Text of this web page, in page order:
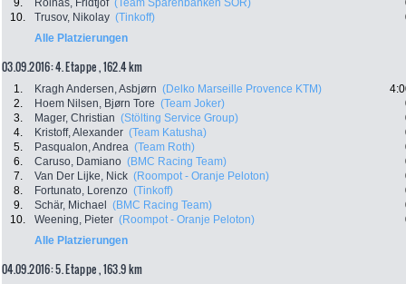
9.
Röinas, Fridtjof (Team Sparenbanken SOR)
10.
Trusov, Nikolay (Tinkoff)
Alle Platzierungen
03.09.2016: 4. Etappe , 162.4 km
1. Kragh Andersen, Asbjørn (Delko Marseille Provence KTM)
2.
Hoem Nilsen, Bjørn Tore (Team Joker)
3.
Mager, Christian (Stölting Service Group)
4.
Kristoff, Alexander (Team Katusha)
5.
Pasqualon, Andrea (Team Roth)
6.
Caruso, Damiano (BMC Racing Team)
7.
Van Der Lijke, Nick (Roompot - Oranje Peloton)
8.
Fortunato, Lorenzo (Tinkoff)
9.
Schär, Michael (BMC Racing Team)
10.
Weening, Pieter (Roompot - Oranje Peloton)
Alle Platzierungen
04.09.2016: 5. Etappe , 163.9 km